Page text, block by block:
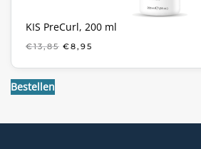
KIS PreCurl, 200 ml
€13,85 OORSPRONKELIJKE
WAS:
€8,95
IS:
Bestellen